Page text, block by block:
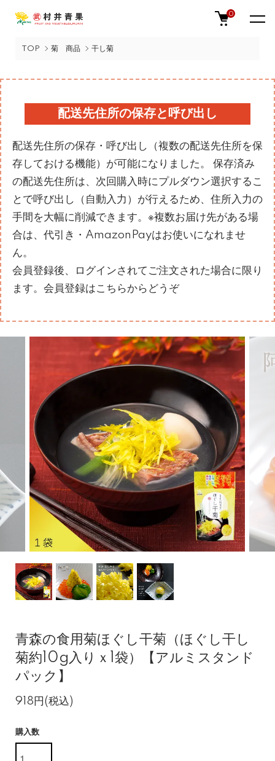
0
TOP 菊 商品 干し菊
配送先住所の保存と呼び出し
配送先住所の保存・呼び出し（複数の配送先住所を保
存しておける機能）が可能になりました。 保存済み
の配送先住所は、次回購入時にプルダウン選択するこ
とで呼び出し（自動入力）が行えるため、住所入力の
手間を大幅に削減できます。※複数お届け先がある場
合は、代引き・AmazonPayはお使いになれませ
ん。
会員登録後、ログインされてご注文された場合に限り
ます。 会員登録はこちらからどうぞ
青森の食用菊ほぐし干菊（ほぐし干し
菊約10g入りｘ1袋）【アルミスタンド
パック】
918円(税込)
購入数